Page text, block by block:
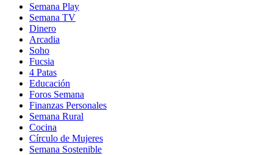
Semana Play
Semana TV
Dinero
Arcadia
Soho
in
new
window
Fucsia
in
new
window
4 Patas
Educación
Foros Semana
Finanzas Personales
Semana Rural
Cocina
Círculo de Mujeres
Semana Sostenible